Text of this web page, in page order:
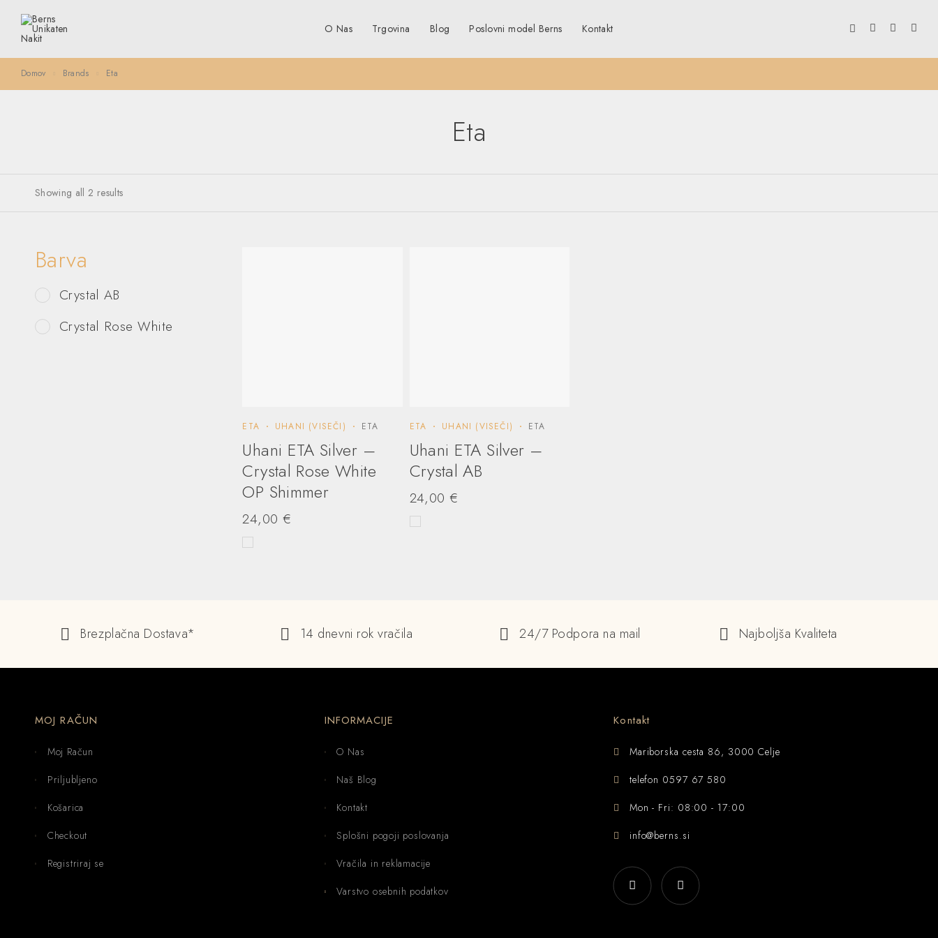
O Nas Trgovina Blog Poslovni model Berns Kontakt
Domov Brands Eta
Eta
Showing all 2 results
Barva
Crystal AB
Crystal Rose White
ETA UHANI (VISEČI) ETA
Uhani ETA Silver –
Crystal Rose White
OP Shimmer
24,00 €
ETA UHANI (VISEČI) ETA
Uhani ETA Silver –
Crystal AB
24,00 €
Brezplačna Dostava* 14 dnevni rok vračila 24/7 Podpora na mail Najboljša Kvaliteta
MOJ RAČUN
Moj Račun
Priljubljeno
Košarica
Checkout
Registriraj se
INFORMACIJE
O Nas
Naš Blog
Kontakt
Splošni pogoji poslovanja
Vračila in reklamacije
Varstvo osebnih podatkov
Kontakt
Mariborska cesta 86, 3000 Celje
telefon 0597 67 580
Mon - Fri: 08:00 - 17:00
info@berns.si